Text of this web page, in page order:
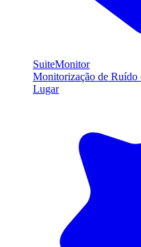
SuiteMonitor
Monitorização de Ruído
Lugar